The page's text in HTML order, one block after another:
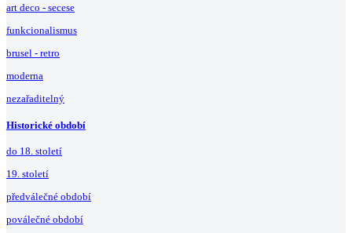
art deco - secese
funkcionalismus
brusel - retro
moderna
nezařaditelný
Historické období
do 18. století
19. století
předválečné období
poválečné období